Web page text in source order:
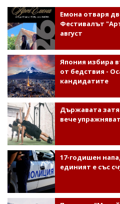
Емона отваря
Фестивалът
август
Япония избира
от бедствия -
кандидатите
Държавата
вече
17-годишен
единият е със